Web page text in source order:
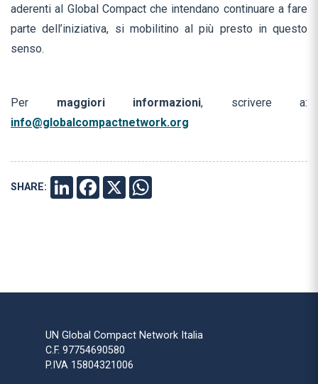
aderenti al Global Compact che intendano continuare a fare
parte dell’iniziativa, si mobilitino al più presto in questo
senso.
Per maggiori informazioni, scrivere a:
info@globalcompactnetwork.org
SHARE: LINKEDINFACEBOOK
X
UN Global Compact Network Italia
C.F. 97754690580
P.IVA 15804321006